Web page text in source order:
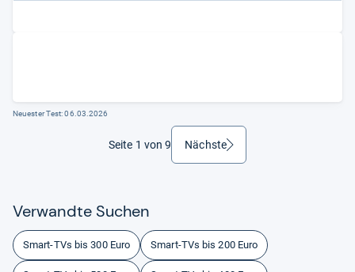
Neuester Test:06.03.2026
Seite 1 von 9 Nächsteweiter
Ver­wandte Suchen
Smart-TVs bis 300 Euro Smart-TVs bis 200 Euro